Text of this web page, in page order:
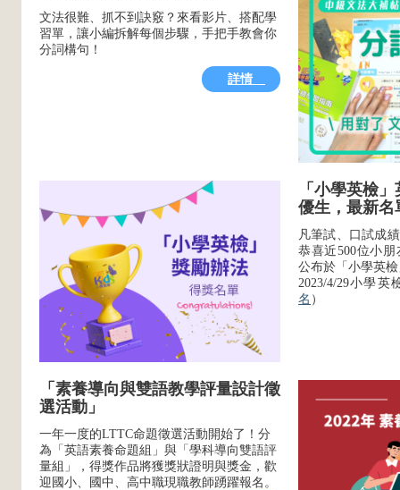
文法很難、抓不到訣竅？來看影片、搭配學
習單，讓小編拆解每個步驟，手把手教會你
分詞構句！
詳情
「小學英檢
優生，最新名
凡筆試、口試成
恭喜近500位小
公布於「小學英
2023/4/29小學英
名 ）
「素養導向與雙語教學評量設計徵
選活動」
一年一度的LTTC命題徵選活動開始了！分
為「英語素養命題組」與「學科導向雙語評
量組」，得獎作品將獲獎狀證明與獎金，歡
迎國小、國中、高中職現職教師踴躍報名。